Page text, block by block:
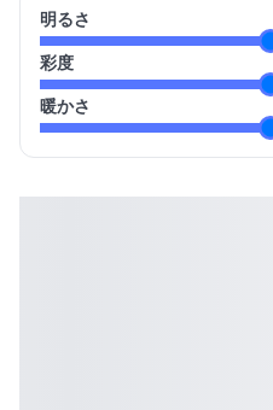
明るさ
彩度
暖かさ